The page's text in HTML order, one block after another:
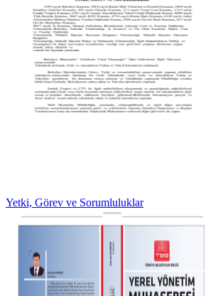
Yetki, Görev ve Sorumluluklar